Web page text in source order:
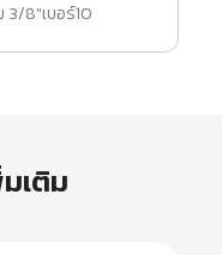
3/8"เบอร์10
เติม